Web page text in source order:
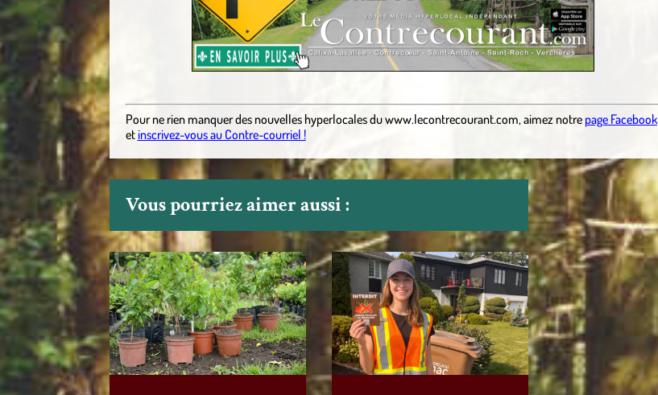
Pour ne rien manquer des nouvelles hyperlocalesduwww.lecontrecourant.com,aimez notre page Facebook
etinscrivez-vous au Contre-courriel !
Vous pourriez aimer aussi :